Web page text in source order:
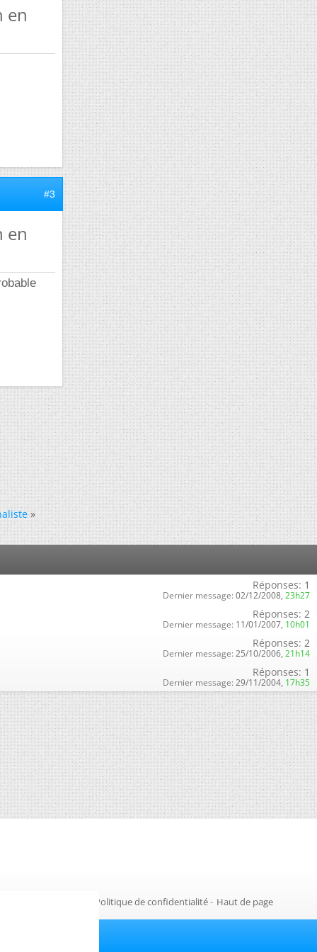
en
#3
en
»
Réponses: 1
Dernier message: 02/12/2008, 23h27
Réponses: 2
Dernier message: 11/01/2007, 10h01
Réponses: 2
Dernier message: 25/10/2006, 21h14
Réponses: 1
Dernier message: 29/11/2004, 17h35
Politique de confidentialité- Haut de page